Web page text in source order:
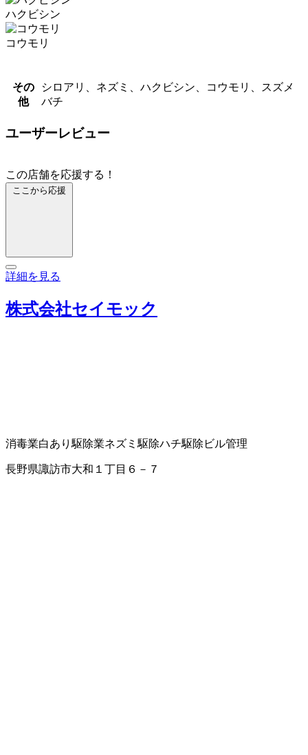
ハクビシン
コウモリ
その
他
シロアリ、ネズミ、ハクビシン、コウモリ、スズメ
バチ
ユーザーレビュー
この店舗を応援する！
ここから応援
詳細を見る
株式会社セイモック
消毒業白あり駆除業ネズミ駆除ハチ駆除 ビル管理
長野県諏訪市大和１丁目６－７